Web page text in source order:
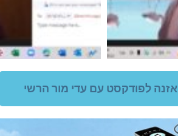
לפודקסט עם עדי מור הרשי